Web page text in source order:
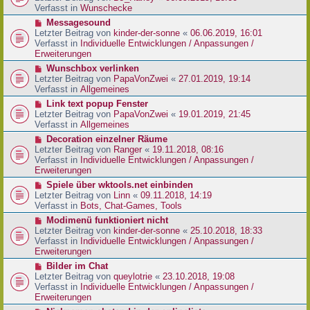
a
g
e
i
r
a
g
u
e
r
B
e
i
r
a
g
Verfasst in Wunschecke
N
e
u
e
r
B
e
i
r
a
g
Messagesound
Letzter Beitrag von kinder-der-sonne « 06.06.2019, 16:01
Verfasst in Individuelle Entwicklungen / Anpassungen /
Erweiterungen
N
e
u
e
r
B
e
t
r
a
g
Wunschbox verlinken
Letzter Beitrag von PapaVonZwei « 27.01.2019, 19:14
Verfasst in Allgemeines
N
e
u
e
r
B
e
i
r
a
g
Link text popup Fenster
Letzter Beitrag von PapaVonZwei « 19.01.2019, 21:45
Verfasst in Allgemeines
N
e
u
e
r
B
e
i
r
a
g
Decoration einzelner Räume
Letzter Beitrag von Ranger « 19.11.2018, 08:16
Verfasst in Individuelle Entwicklungen / Anpassungen /
Erweiterungen
N
e
u
e
r
B
e
i
r
a
g
Spiele über wktools.net einbinden
Letzter Beitrag von Linn « 09.11.2018, 14:19
Verfasst in Bots, Chat-Games, Tools
N
e
u
e
r
B
e
i
t
Modimenü funktioniert nicht
Letzter Beitrag von kinder-der-sonne « 25.10.2018, 18:33
Verfasst in Individuelle Entwicklungen / Anpassungen /
Erweiterungen
N
e
u
e
r
Bilder im Chat
Letzter Beitrag von queylotrie « 23.10.2018, 19:08
Verfasst in Individuelle Entwicklungen / Anpassungen /
Erweiterungen